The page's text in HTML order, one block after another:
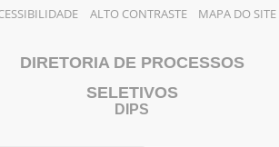
ALTO CONTRASTE MAPA DO SITE
DIRETORIA DE PROCESSOS
SELETIVOS
DIPS